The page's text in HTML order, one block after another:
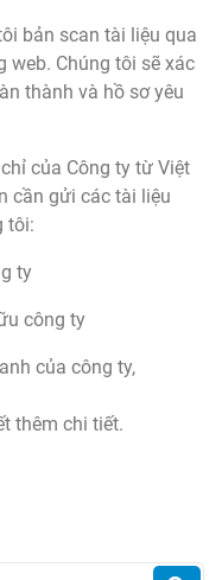
bản scan tài liệu qua
web. Chúng tôi sẽ xác
thành và hồ sơ yêu
của Công ty từ Việt
cần gửi các tài liệu
tôi:
ty
công ty
của công ty,
thêm chi tiết.